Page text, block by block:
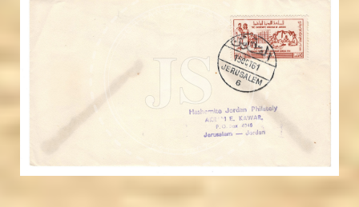
JS
JORDANSTAMPS.COM